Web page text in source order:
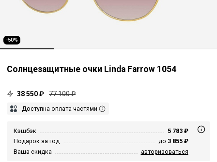
-50%
Солнцезащитные очки Linda Farrow 1054
38 550 ₽ 77 100 ₽
Доступна оплата частями
Кэшбэк
5 783 ₽
Подарок за год
до 3 855 ₽
Ваша скидка
авторизоваться